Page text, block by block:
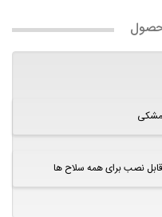
مشکی
قابل نصب برای همه سلاح ها